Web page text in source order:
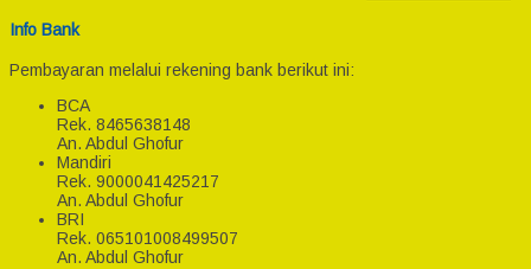
Info Bank
Pembayaran melalui rekening bank berikut ini:
BCA
Rek. 8465638148
An. Abdul Ghofur
Mandiri
Rek. 9000041425217
An. Abdul Ghofur
BRI
Rek. 065101008499507
An. Abdul Ghofur